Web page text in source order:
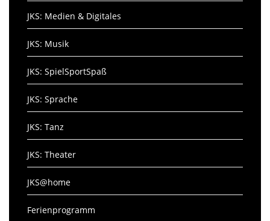
JKS: Medien & Digitales
JKS: Musik
JKS: SpielSportSpaß
JKS: Sprache
JKS: Tanz
JKS: Theater
JKS@home
Ferienprogramm